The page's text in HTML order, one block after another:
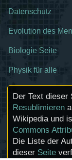
Datenschutz
Evolution des
Biologie Seite
Physik für alle
Der Text dieser
Resublimieren
Wikipedia und
Commons
Die Liste der
dieser Seite